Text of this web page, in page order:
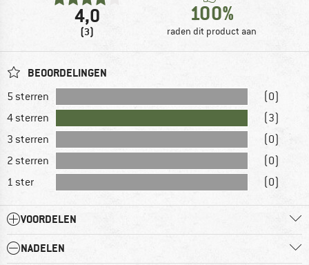
4,0
(3)
100%
raden dit product aan
BEOORDELINGEN
5 sterren
(0)
4 sterren
(3)
3 sterren
(0)
2 sterren
(0)
1 ster
(0)
VOORDELEN
NADELEN